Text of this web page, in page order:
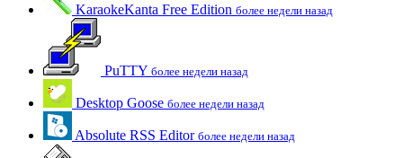
KaraokeKanta Free Edition более недели назад
PuTTY более недели назад
Desktop Goose более недели назад
Absolute RSS Editor более недели назад